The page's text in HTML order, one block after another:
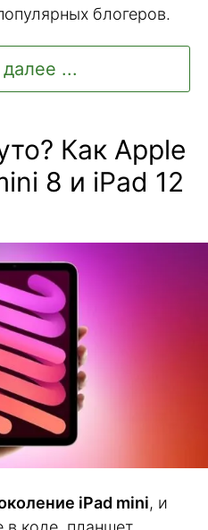
блогеров.
далее ...
Как Apple
8 и iPad 12
iPad mini, и